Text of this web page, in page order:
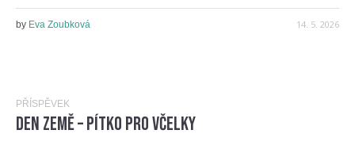
14. 5. 2026
by Eva Zoubková
PŘÍSPĚVEK
Den Země – pítko pro včelky